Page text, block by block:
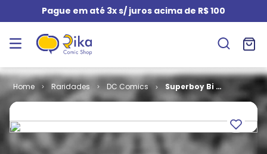
Pague em até 3x s/ juros acima de R$ 100
Raridades DC Comics
Superboy Bi -
1ª Série # 57